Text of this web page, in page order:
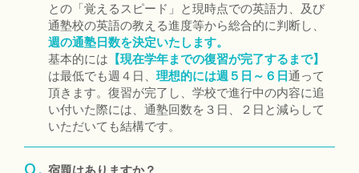
との「覚えるスピード」と現時点での英語力、及び
通塾校の英語の教える進度等から総合的に判断し、
週の通塾日数を決定いたします。
基本的には 【現在学年までの復習が完了するまで】
は最低でも週４日、 理想的には週５日～６日通って
頂きます。復習が完了し、学校で進行中の内容に追
い付いた際には、通塾回数を３日、２日と減らして
いただいても結構です。
Q .